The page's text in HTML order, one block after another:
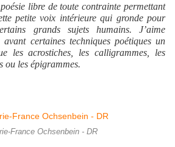
libre de toute contrainte permettant
petite voix intérieure qui gronde pour
grands sujets humains. J’aime
avant certaines techniques poétiques un
les acrostiches, les calligrammes, les
ou les épigrammes.
France Ochsenbein - DR